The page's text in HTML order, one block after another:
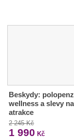
Beskydy:
wellness a slevy na
atrakce
2 245 Kč
1 990 Kč